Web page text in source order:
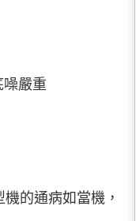
嚴重
的通病如當機，